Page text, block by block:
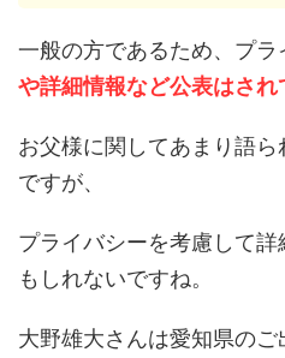
一般の方であるため、プ
や詳細情報など公表はされ
お父様に関してあまり語
ですが、
プライバシーを考慮して
もしれないですね。
大野雄大さんは愛知県の